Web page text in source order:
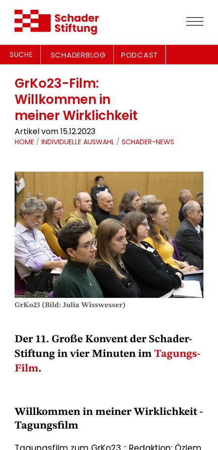
SUCHE SCHADERBLOG PODCAST
GrKo23-Film:
Willkommen in
meiner Wirklichkeit
Artikel vom 15.12.2023
HOME / INDIVIDUELLE AUSWAHL / SCHADER-NEWS
GrKo23 (Bild: Julia Wisswesser)
Der 11. Große Konvent der Schader-
Stiftung in vier Minuten im Tagungs-
Film.
Willkommen in meiner Wirklichkeit -
Tagungsfilm